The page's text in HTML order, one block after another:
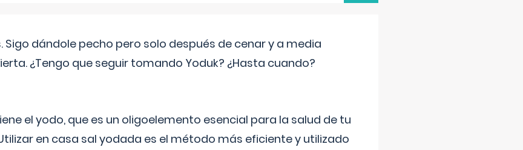
Sigo dándole pecho pero solo después de cenar y a media
¿Tengo que seguir tomando Yoduk? ¿Hasta cuando?
el yodo, que es un oligoelemento esencial para la salud de tu
en casa sal yodada es el método más eficiente y utilizado